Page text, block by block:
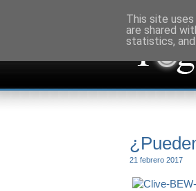
21 febrero 2017
This site
are shared
statistics,